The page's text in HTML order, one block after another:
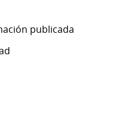
publicada